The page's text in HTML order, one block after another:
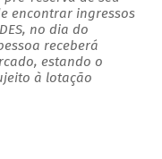
encontrar ingressos
no dia do
receberá
estando o
à lotação